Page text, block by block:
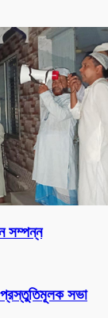
সম্পন্ন
প্রস্তুতিমূলক সভা